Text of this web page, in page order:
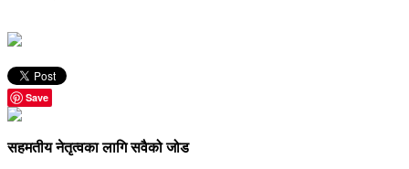
Save
सहमतीय नेतृत्वका लागि सवैको जोड